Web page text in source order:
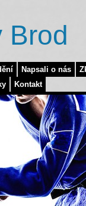
Napsali o nás
Kontakt
Brod